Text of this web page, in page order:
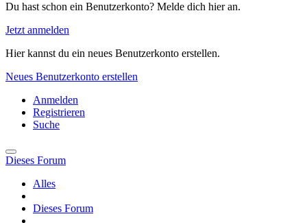
Du hast schon ein Benutzerkonto? Melde dich hier an.
Jetzt anmelden
Hier kannst du ein neues Benutzerkonto erstellen.
Neues Benutzerkonto erstellen
Anmelden
Registrieren
Suche
Dieses Forum
Alles
Dieses Forum